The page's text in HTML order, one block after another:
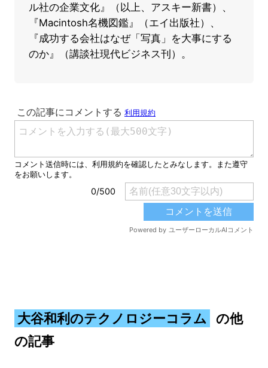
ル社の企業文化』（以上、アスキー新書）、
『Macintosh名機図鑑』（エイ出版社）、
『成功する会社はなぜ「写真」を大事にする
のか』（講談社現代ビジネス刊）。
大谷和利のテクノロジーコラム
の他
の記事